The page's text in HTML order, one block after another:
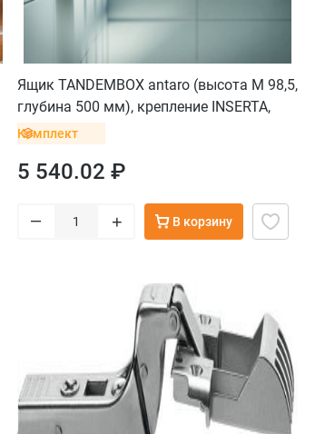
Ящик TANDEMBOX antaro (высота М 98,5,
глубина 500 мм), крепление INSERTA,
черный
Комплект
5 540.02 ₽
– + В корзину